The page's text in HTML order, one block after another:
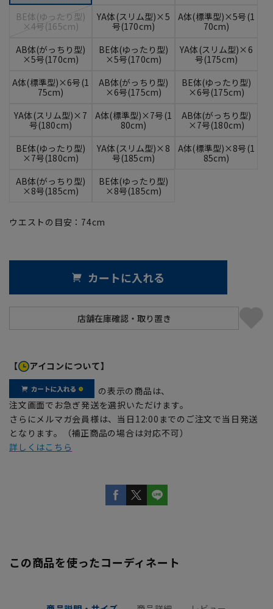
BE体(ゆったり型)
×4号(165cm)
YA体(スリム型)×5
号(170cm)
A体(標準型)×5号(1
70cm)
AB体(がっちり型)
×5号(170cm)
BE体(ゆったり型)
×5号(170cm)
YA体(スリム型)×6
号(175cm)
A体(標準型)×6号(1
75cm)
AB体(がっちり型)
×6号(175cm)
BE体(ゆったり型)
×6号(175cm)
YA体(スリム型)×7
号(180cm)
A体(標準型)×7号(1
80cm)
AB体(がっちり型)
×7号(180cm)
BE体(ゆったり型)
×7号(180cm)
YA体(スリム型)×8
号(185cm)
A体(標準型)×8号(1
85cm)
AB体(がっちり型)
×8号(185cm)
BE体(ゆったり型)
×8号(185cm)
ウエストの目安： 74cm
カートに入れる
【 アイコンについて】
の表示の商品は、
注文画面でお急ぎ発送を選択いただけます。
さらにメルマガ会員様は、当日12:00までのご注文で当日発送
となります。（補正商品の場合は対応不可）
詳しくはこちら
この商品を使ったコーディネート